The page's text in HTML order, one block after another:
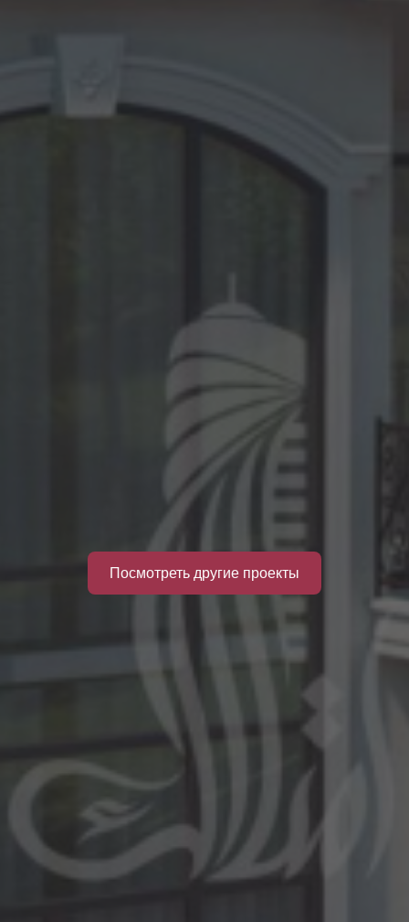
Посмотреть другие проекты